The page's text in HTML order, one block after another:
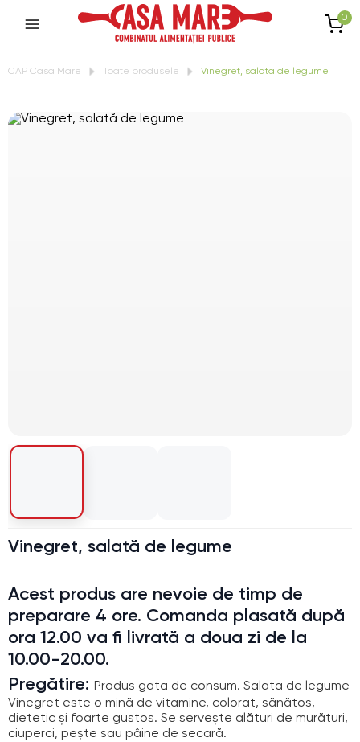
0
CAP Casa Mare Toate produsele Vinegret, salată de legume
Vinegret, salată de legume
Acest produs are nevoie de timp de
preparare 4 ore. Comanda plasată după
ora 12.00 va fi livrată a doua zi de la
10.00-20.00.
Pregătire: Produs gata de consum. Salata de legume
Vinegret este o mină de vitamine, colorat, sănătos,
dietetic și foarte gustos. Se servește alături de murături,
ciuperci, pește sau pâine de secară.